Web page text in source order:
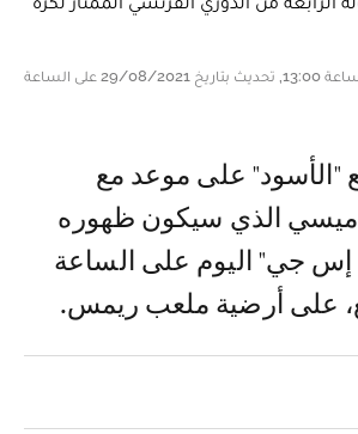
في 29/08/2021 على الساعة 13:00, تحديث بتاريخ 29/08/2021 على الساعة
ميسي الذي سيكون ظهوره
إس جي" اليوم على الساعة
على أرضية ملعب ريمس.